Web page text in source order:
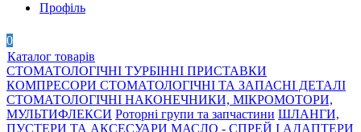
Профіль
0
Каталог товарів
СТОМАТОЛОГІЧНІ ТУРБІННІ ПРИСТАВКИ
КОМПРЕСОРИ СТОМАТОЛОГІЧНІ ТА ЗАПАСНІ ДЕТАЛІ
СТОМАТОЛОГІЧНІ НАКОНЕЧНИКИ, МІКРОМОТОРИ,
МУЛЬТИФЛЕКСИ Роторні групи та запчастини ШЛАНГИ,
ПУСТЕРИ ТА АКСЕСУАРИ МАСЛО - СПРЕЙ І АДАПТЕРИ